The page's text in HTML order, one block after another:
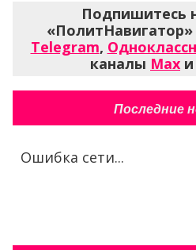
Подпишитесь
Telegram,
каналы Max и
Последние
Ошибка сети...